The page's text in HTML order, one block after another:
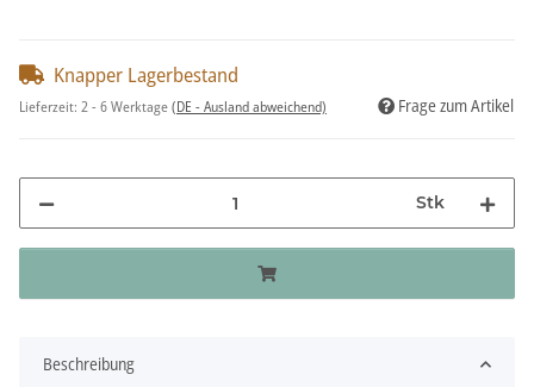
Knapper Lagerbestand
Lieferzeit: 2 - 6 Werktage(DE - Ausland abweichend) Frage zum Artikel
Stk
Beschreibung